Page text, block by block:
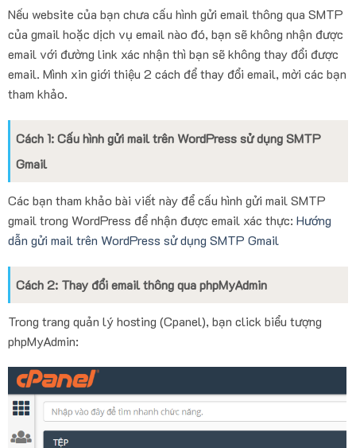
Nếu website của bạn chưa cấu hình gửi email thông qua SMTP
của gmail hoặc dịch vụ email nào đó, bạn sẽ không nhận được
email với đường link xác nhận thì bạn sẽ không thay đổi được
email. Mình xin giới thiệu 2 cách để thay đổi email, mời các bạn
tham khảo.
Cách 1: Cấu hình gửi mail trên WordPress sử dụng SMTP
Gmail
Các bạn tham khảo bài viết này để cấu hình gửi mail SMTP
gmail trong WordPress để nhận được email xác thực: Hướng
dẫn gửi mail trên WordPress sử dụng SMTP Gmail
Cách 2: Thay đổi email thông qua phpMyAdmin
Trong trang quản lý hosting (Cpanel), bạn click biểu tượng
phpMyAdmin: